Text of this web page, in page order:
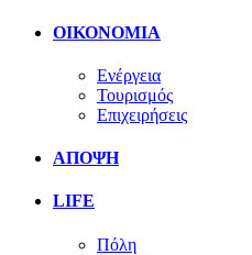
ΟΙΚΟΝΟΜΙΑ
Ενέργεια
Τουρισμός
Επιχειρήσεις
ΑΠΟΨΗ
LIFE
Πόλη